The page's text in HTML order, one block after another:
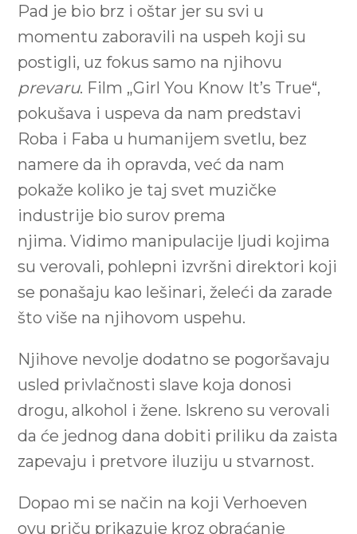
Pad je bio brz i oštar jer su svi u
momentu zaboravili na uspeh koji su
postigli, uz fokus samo na njihovu
prevaru. Film „Girl You Know It’s True“,
pokušava i uspeva da nam predstavi
Roba i Faba u humanijem svetlu, bez
namere da ih opravda, već da nam
pokaže koliko je taj svet muzičke
industrije bio surov prema
njima. Vidimo manipulacije ljudi kojima
su verovali, pohlepni izvršni direktori koji
se ponašaju kao lešinari, želeći da zarade
što više na njihovom uspehu.
Njihove nevolje dodatno se pogoršavaju
usled privlačnosti slave koja donosi
drogu, alkohol i žene. Iskreno su verovali
da će jednog dana dobiti priliku da zaista
zapevaju i pretvore iluziju u stvarnost.
Dopao mi se način na koji Verhoeven
ovu priču prikazuje kroz obraćanje